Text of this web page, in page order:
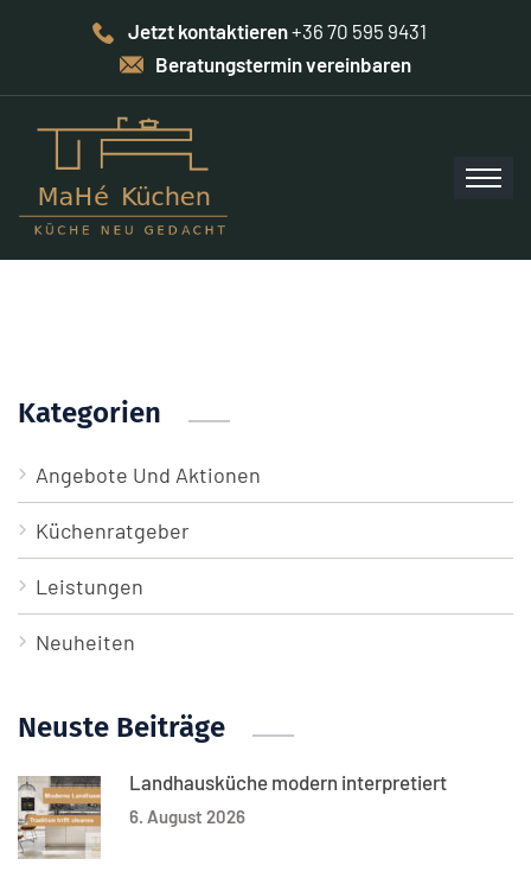
Jetzt kontaktieren+36 70 595 9431
Beratungstermin vereinbaren
Kategorien
Angebote Und Aktionen
Küchenratgeber
Leistungen
Neuheiten
Neuste Beiträge
Landhausküche modern interpretiert
6. August 2026